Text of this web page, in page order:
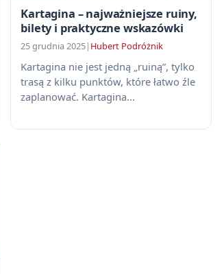
Kartagina – najważniejsze ruiny,
bilety i praktyczne wskazówki
25 grudnia 2025| Hubert Podróżnik
Kartagina nie jest jedną „ruiną”, tylko
trasą z kilku punktów, które łatwo źle
zaplanować. Kartagina...